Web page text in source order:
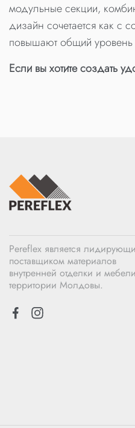
модульные секции,
дизайн сочетается как с
повышают общий уровень
Если вы хотите создать
Pereflex является
поставщиком материалов
внутренней отделки и
территории Молдовы.